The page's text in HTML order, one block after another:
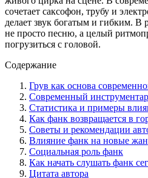
сочетает саксофон, трубу и
делает звук богатым и гибким. В
не просто песню, а целый
погрузиться с головой.
Содержание
Грув как основа
Современный
Статистика и примеры
Как фанк возвращается в
Советы и рекомендации
Влияние фанк на новые
Социальная роль фанк
Как начать слушать фанк
Цитата автора